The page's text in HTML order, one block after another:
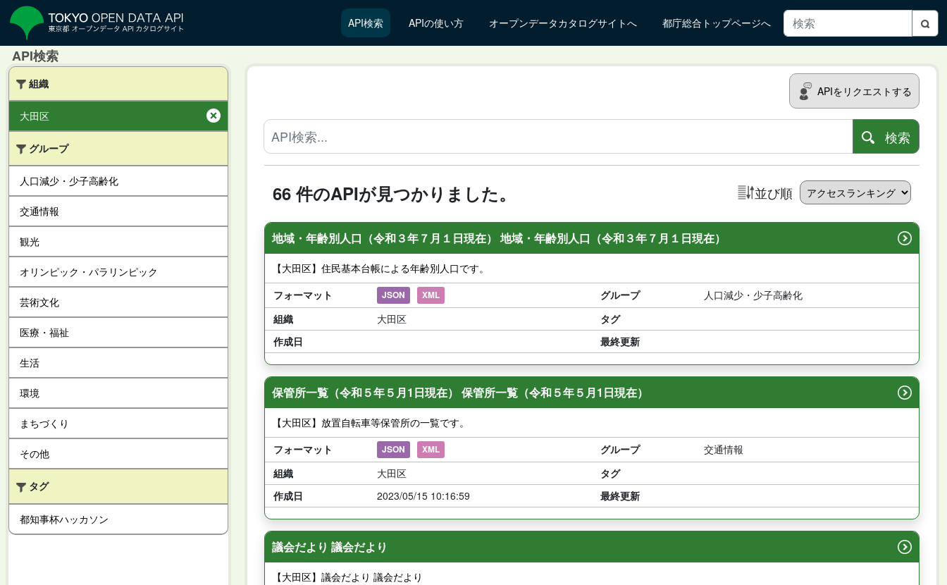
API検索 APIの使い方 オープンデータカタログサイトへ 都庁総合トップページへ
API検索
組織
大田区
グループ
人口減少・少子高齢化
交通情報
観光
オリンピック・パラリンピック
芸術文化
医療・福祉
生活
環境
まちづくり
その他
タグ
都知事杯ハッカソン
APIをリクエストする
検索
並び順
66 件のAPIが見つかりました。
地域・年齢別人口（令和３年７月１日現在） 地域・年齢別人口（令和３年７月１日現在）
【大田区】住民基本台帳による年齢別人口です。
フォーマット
JSON XML グループ
人口減少・少子高齢化
組織
大田区
タグ
作成日
最終更新
保管所一覧（令和５年５月1日現在） 保管所一覧（令和５年５月1日現在）
【大田区】放置自転車等保管所の一覧です。
フォーマット
JSON XML グループ
交通情報
組織
大田区
タグ
作成日
2023/05/15 10:16:59 最終更新
議会だより 議会だより
【大田区】議会だより 議会だより